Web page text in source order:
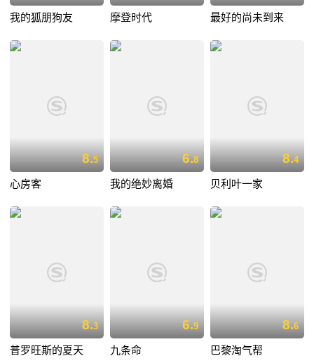
我的狐朋狗友 摩登时代 最好的尚未到来
8.5
心房客
6.8
我的绝妙离婚
8.4
贝利叶一家
8.3
普罗旺斯的夏天
6.9
九条命
8.6
巴黎淘气帮